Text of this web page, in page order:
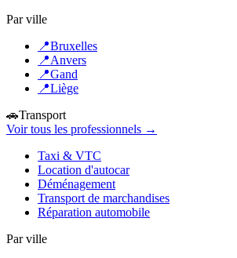
Par ville
📍Bruxelles
📍Anvers
📍Gand
📍Liège
🚗Transport
Voir tous les professionnels →
Taxi & VTC
Location d'autocar
Déménagement
Transport de marchandises
Réparation automobile
Par ville